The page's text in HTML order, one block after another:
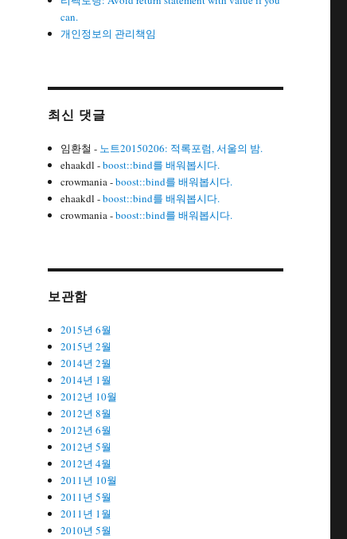
can.
개인정보의 관리책임
최신 댓글
임환철 - 노트20150206: 적록포럼, 서울의 밤.
ehaakdl -boost::bind를 배워봅시다.
crowmania-boost::bind를 배워봅시다.
ehaakdl -boost::bind를 배워봅시다.
crowmania-boost::bind를 배워봅시다.
보관함
2015년 6월
2015년 2월
2014년 2월
2014년 1월
2012년 10월
2012년 8월
2012년 6월
2012년 5월
2012년 4월
2011년 10월
2011년 5월
2011년 1월
2010년 5월